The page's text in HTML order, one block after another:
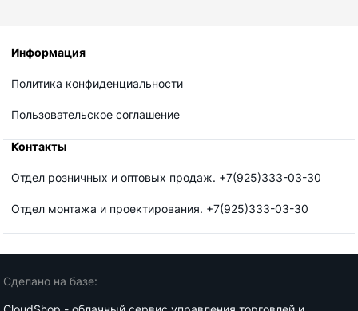
Информация
Политика конфиденциальности
Пользовательское соглашение
Контакты
Отдел розничных и оптовых продаж. +7(925)333-03-30
Отдел монтажа и проектирования. +7(925)333-03-30
Сделано на базе: